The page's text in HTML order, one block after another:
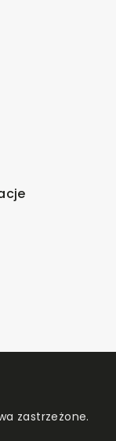
zastrzeżone.